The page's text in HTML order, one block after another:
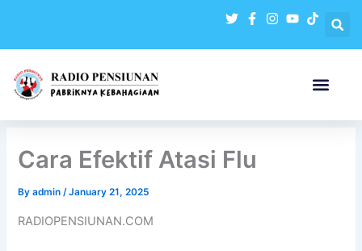
content
Cara Efektif Atasi Flu
Byadmin/January 21, 2025
RADIOPENSIUNAN.COM